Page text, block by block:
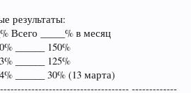
результаты:
Всего _____% в месяц
______ 150%
______ 125%
______ 30% (13 марта)
-------------